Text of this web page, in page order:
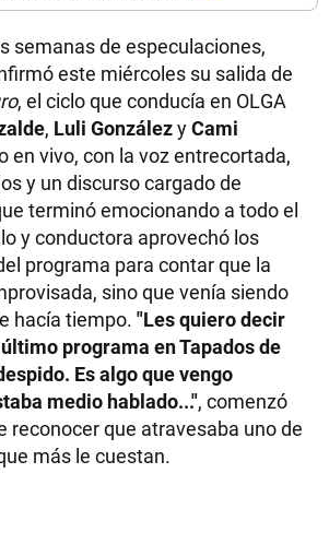
semanas de especulaciones,
este miércoles su salida de
, el ciclo que conducía en OLGA
, Luli GonzálezyCami
en vivo, con la voz entrecortada,
y un discurso cargado de
terminó emocionando a todo el
y conductora aprovechó los
programa para contar que la
sino que venía siendo
hacía tiempo. "Les quiero decir
programa en Tapados de
Es algo que vengo
medio hablado...", comenzó
reconocer que atravesaba uno de
más le cuestan.